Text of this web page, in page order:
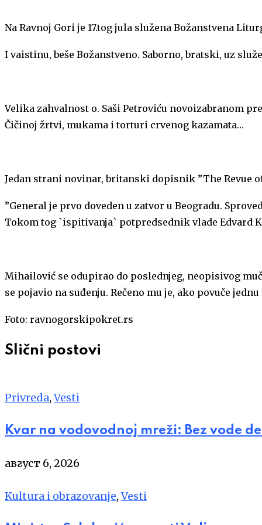
Na Ravnoj Gori je 17.tog jula služena Božanstvena
I vaistinu, beše Božanstveno. Saborno, bratski, uz
Velika zahvalnost o. Saši Petroviću novoizabranom
Čičinoj žrtvi, mukama i torturi crvenog kazamata…
Jedan strani novinar, britanski dopisnik ”The Revue
”General je prvo doveden u zatvor u Beogradu.
Tokom tog `ispitivanja` potpredsednik vlade Edvard
Mihailović se odupirao do poslednjeg, neopisivog
se pojavio na suđenju. Rečeno mu je, ako povuče
Foto: ravnogorskipokret.rs
Slični postovi
Privreda,Vesti
Kvar na vodovodnoj mreži: Bez vode
август 6, 2026
Kultura i obrazovanje,Vesti